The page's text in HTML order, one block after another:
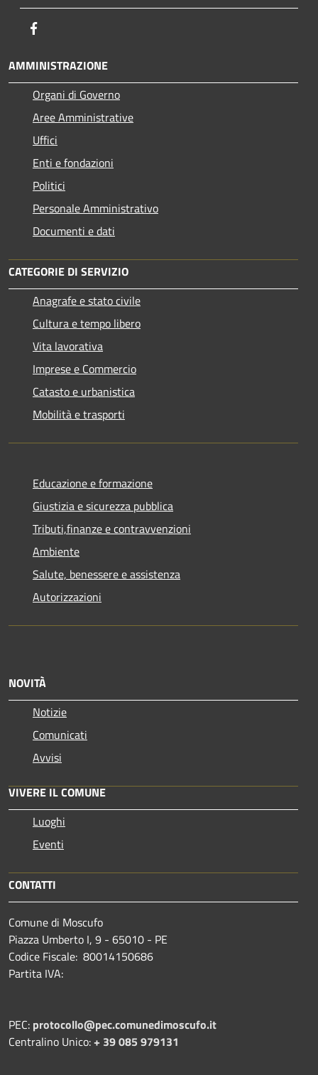
AMMINISTRAZIONE
Organi di Governo
Aree Amministrative
Uffici
Enti e fondazioni
Politici
Personale Amministrativo
Documenti e dati
CATEGORIE DI SERVIZIO
Anagrafe e stato civile
Cultura e tempo libero
Vita lavorativa
Imprese e Commercio
Catasto e urbanistica
Mobilità e trasporti
Educazione e formazione
Giustizia e sicurezza pubblica
Tributi,finanze e contravvenzioni
Ambiente
Salute, benessere e assistenza
Autorizzazioni
NOVITÀ
Notizie
Comunicati
Avvisi
VIVERE IL COMUNE
Luoghi
Eventi
CONTATTI
Comune di Moscufo
Piazza Umberto I, 9 - 65010 - PE
Codice Fiscale: 80014150686
Partita IVA:
PEC: protocollo@pec.comunedimoscufo.it
Centralino Unico:+ 39 085 979131